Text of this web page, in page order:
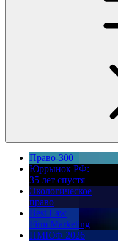
Право-300
Юррынок РФ:
35 лет спустя
Экологическое
право
Best Law
Firm Marketing
ПМЮФ 2026